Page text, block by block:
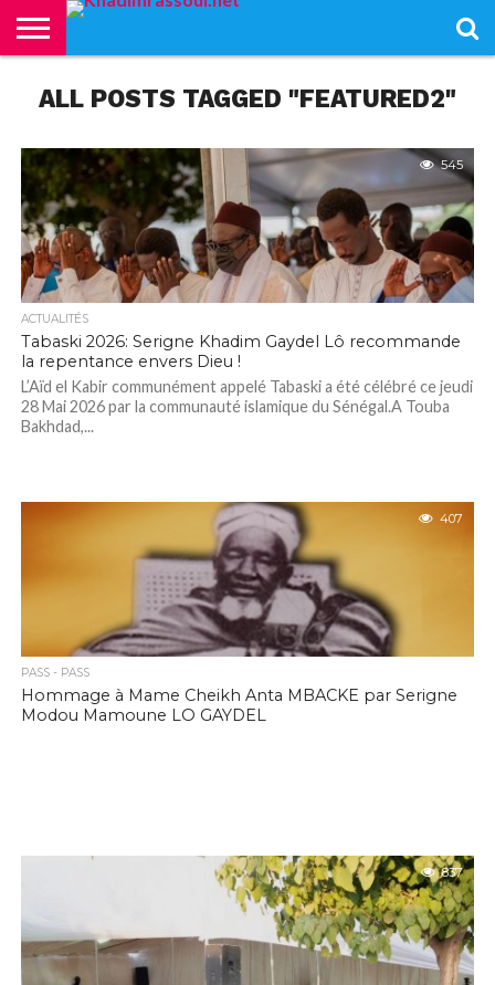
KHADIMRASSOUL
LE
MOURIDISME
ACTUALITÉS
CONTRIBUTIONS
PASS
–
NETALI
BOROM
L’ISLAM
VIDÉOS
ALL POSTS TAGGED "FEATURED2"
545
ACTUALITÉS
Tabaski 2026: Serigne Khadim Gaydel Lô recommande
la repentance envers Dieu !
L’Aïd el Kabir communément appelé Tabaski a été célébré ce jeudi
28 Mai 2026 par la communauté islamique du Sénégal.A Touba
Bakhdad,...
407
PASS - PASS
Hommage à Mame Cheikh Anta MBACKE par Serigne
Modou Mamoune LO GAYDEL
837